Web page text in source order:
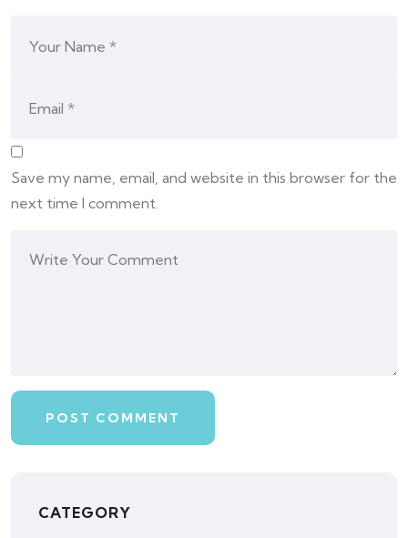
Save my name, email, and website in this browser for the
next time I comment.
CATEGORY